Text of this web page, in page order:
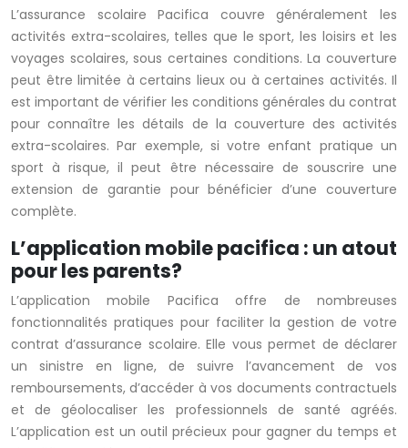
L’assurance scolaire Pacifica couvre généralement les
activités extra-scolaires, telles que le sport, les loisirs et les
voyages scolaires, sous certaines conditions. La couverture
peut être limitée à certains lieux ou à certaines activités. Il
est important de vérifier les conditions générales du contrat
pour connaître les détails de la couverture des activités
extra-scolaires. Par exemple, si votre enfant pratique un
sport à risque, il peut être nécessaire de souscrire une
extension de garantie pour bénéficier d’une couverture
complète.
L’application mobile pacifica : un atout
pour les parents?
L’application mobile Pacifica offre de nombreuses
fonctionnalités pratiques pour faciliter la gestion de votre
contrat d’assurance scolaire. Elle vous permet de déclarer
un sinistre en ligne, de suivre l’avancement de vos
remboursements, d’accéder à vos documents contractuels
et de géolocaliser les professionnels de santé agréés.
L’application est un outil précieux pour gagner du temps et